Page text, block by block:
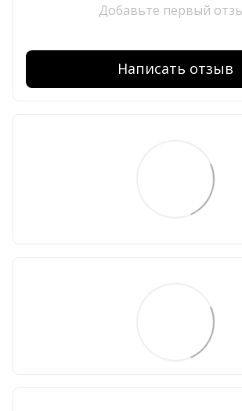
Добавьте первый
Написать отзыв